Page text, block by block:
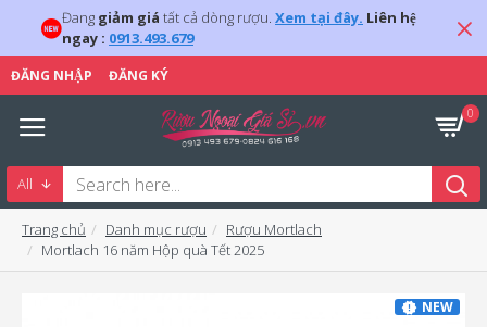
Đang giảm giá tất cả dòng rượu. Xem tại đây. Liên hệ
ngay : 0913.493.679
ĐĂNG NHẬP ĐĂNG KÝ
0
All
Trang chủ Danh mục rượu
Rượu Mortlach
Mortlach 16 năm Hộp quà Tết 2025
NEW